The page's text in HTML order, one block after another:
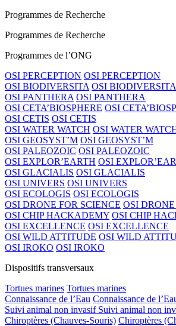
Programmes de Recherche
Programmes de Recherche
Programmes de l’ONG
OSI PERCEPTION OSI PERCEPTION
OSI BIODIVERSITA OSI BIODIVERSITA
OSI PANTHERA OSI PANTHERA
OSI CETA’BIOSPHERE OSI
OSI CETIS OSI CETIS
OSI WATER WATCH OSI WATER
OSI GEOSYST’M OSI GEOSYST’M
OSI PALEOZOIC OSI PALEOZOIC
OSI EXPLOR’EARTH OSI
OSI GLACIALIS OSI GLACIALIS
OSI UNIVERS OSI UNIVERS
OSI ECOLOGIS OSI ECOLOGIS
OSI DRONE FOR SCIENCE OSI
OSI CHIP HACKADEMY OSI CHIP
OSI EXCELLENCE OSI EXCELLENCE
OSI WILD ATTITUDE OSI WILD
OSI IROKO OSI IROKO
Dispositifs transversaux
Tortues marines Tortues marines
Connaissance de l’Eau Connaissance de
Suivi animal non invasif Suivi animal non
Chiroptères (Chauves-Souris) Chiroptères